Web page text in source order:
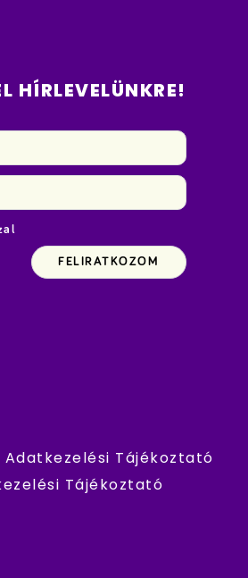
HÍRLEVELÜNKRE!
Adatkezelési Tájékoztató
Tájékoztató